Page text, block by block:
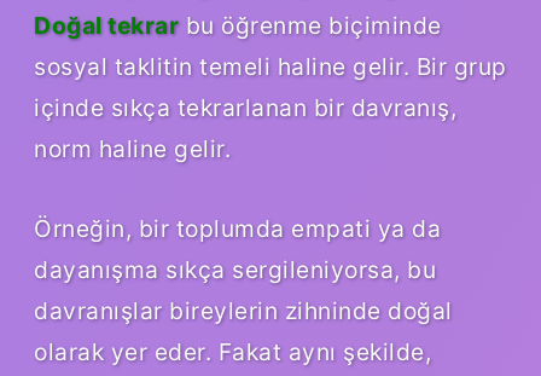
Doğal tekrarbu öğrenme biçiminde
sosyal taklitin temeli haline gelir. Bir grup
içinde sıkça tekrarlanan bir davranış,
norm haline gelir.
Örneğin, bir toplumda empati ya da
dayanışma sıkça sergileniyorsa, bu
davranışlar bireylerin zihninde doğal
olarak yer eder. Fakat aynı şekilde,